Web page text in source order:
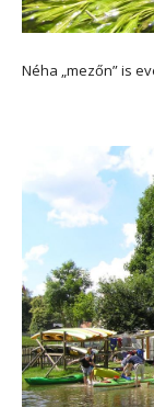
Néha „mezőn” is